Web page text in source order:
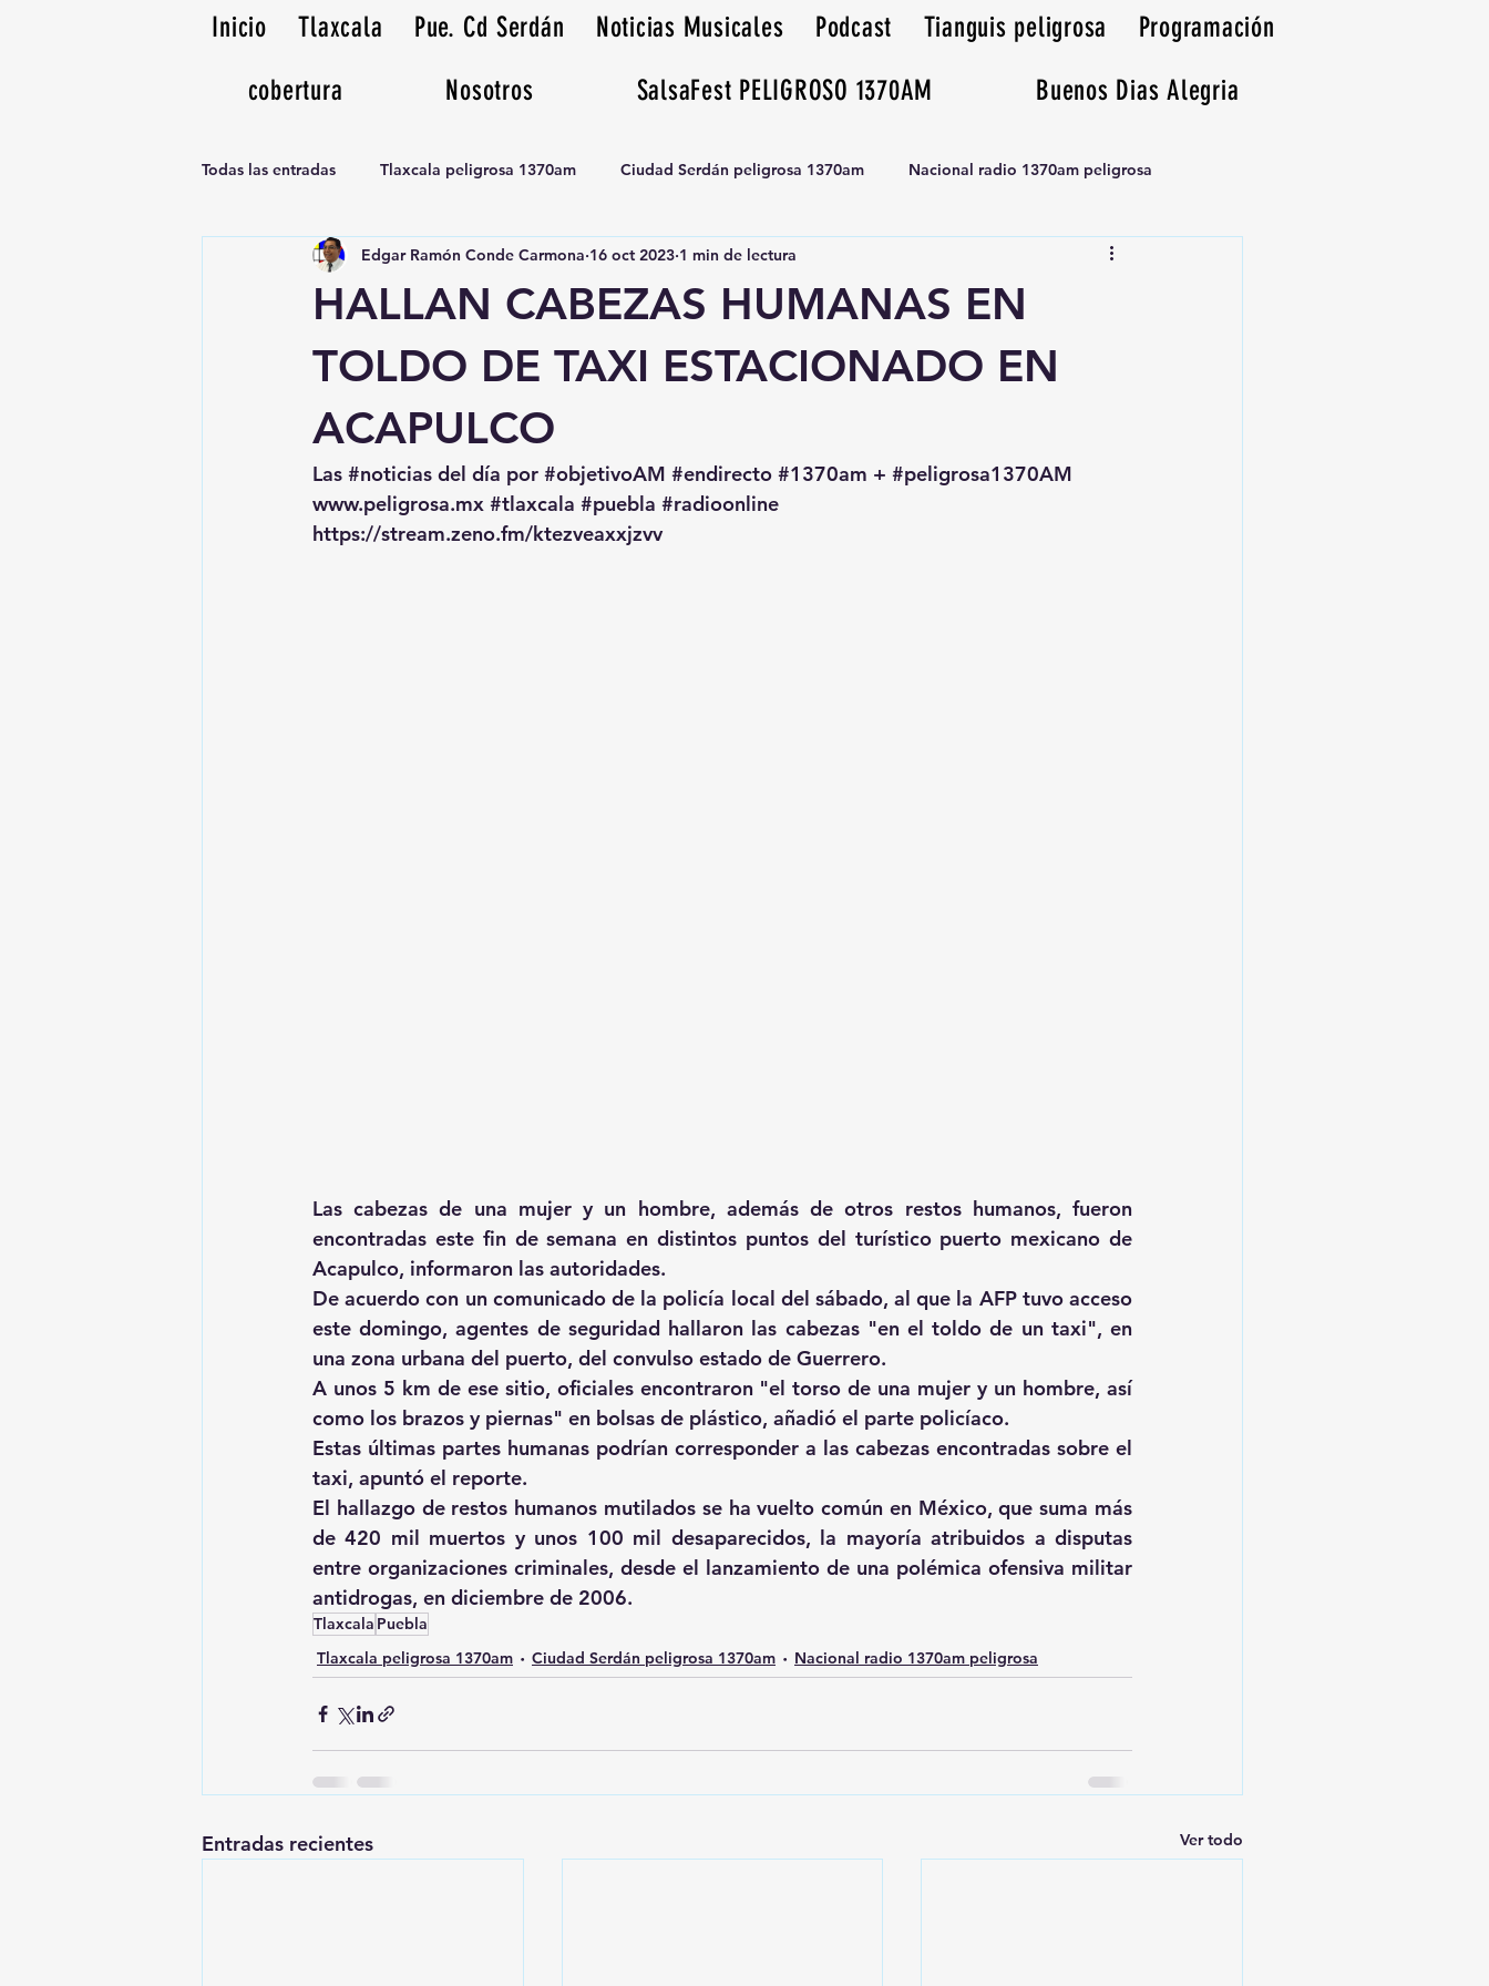
Inicio Tlaxcala Pue. Cd Serdán Noticias Musicales Podcast Tianguis peligrosa
Programación
cobertura
Nosotros SalsaFest PELIGROSO 1370AM Buenos Dias Alegria
Todas las entradas Tlaxcala peligrosa 1370am Ciudad Serdán peligrosa 1370am Nacional radio 1370am peligrosa
Noticias Musicales radio 1370am Tianguis peligrosa 1370am huamantla
HALLAN CABEZAS HUMANAS EN
TOLDO DE TAXI ESTACIONADO EN
ACAPULCO
Edgar Ramón Conde Carmona 16 oct 2023 1 min de lectura
Las #noticias del día por #objetivoAM #endirecto #1370am + #peligrosa1370AM
www.peligrosa.mx #tlaxcala #puebla #radioonline
https://stream.zeno.fm/ktezveaxxjzvv
Las cabezas de una mujer y un hombre, además de otros restos humanos, fueron
encontradas este fin de semana en distintos puntos del turístico puerto mexicano de
Acapulco, informaron las autoridades.
De acuerdo con un comunicado de la policía local del sábado, al que la AFP tuvo acceso
este domingo, agentes de seguridad hallaron las cabezas "en el toldo de un taxi", en
una zona urbana del puerto, del convulso estado de Guerrero.
A unos 5 km de ese sitio, oficiales encontraron "el torso de una mujer y un hombre, así
como los brazos y piernas" en bolsas de plástico, añadió el parte policíaco.
Estas últimas partes humanas podrían corresponder a las cabezas encontradas sobre el
taxi, apuntó el reporte.
El hallazgo de restos humanos mutilados se ha vuelto común en México, que suma más
de 420 mil muertos y unos 100 mil desaparecidos, la mayoría atribuidos a disputas
entre organizaciones criminales, desde el lanzamiento de una polémica ofensiva militar
antidrogas, en diciembre de 2006.
Tlaxcala Puebla
Tlaxcala peligrosa 1370am
Ciudad Serdán peligrosa 1370am Nacional radio 1370am peligrosa
Entradas recientes Ver todo